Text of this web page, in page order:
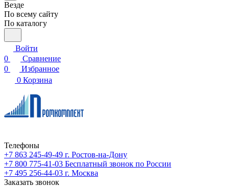
Везде
По всему сайту
По каталогу
Войти
0
Сравнение
0
Избранное
0 Корзина
Телефоны
+7 863 245-49-49 г. Ростов-на-Дону
+7 800 775-41-03 Бесплатный звонок по России
+7 495 256-44-03 г. Москва
Заказать звонок